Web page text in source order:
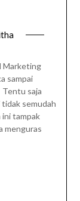
Marketing
sampai
saja
semudah
ini tampak
menguras